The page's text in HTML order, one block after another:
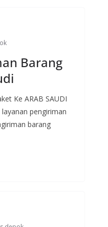
Barang
Ke ARAB SAUDI
pengiriman
barang